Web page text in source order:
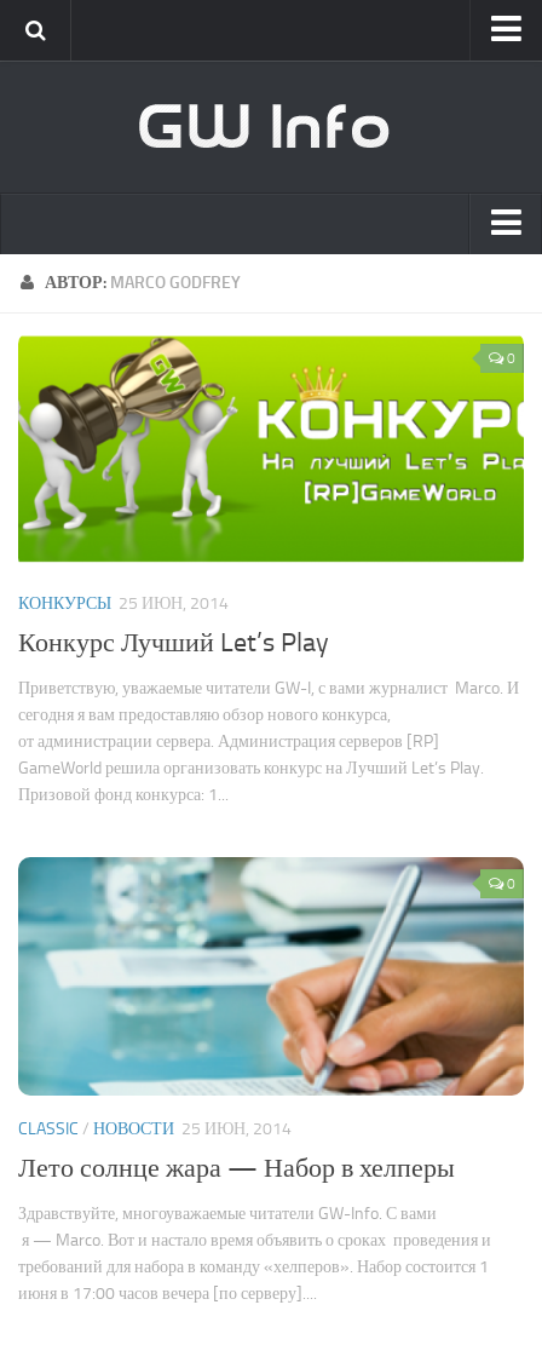
Новости
Интервью
GameWorld
Новости
Обновления
Клиент
[GW] Info
Live
Активность
Главная
О проекте
АВТОР: MARCO GODFREY
0
КОНКУРСЫ 25 ИЮН, 2014
Конкурс Лучший Let’s Play
Приветствую, уважаемые читатели GW-I, с вами журналист Marco. И
сегодня я вам предоставляю обзор нового конкурса,
от администрации сервера. Администрация серверов [RP]
GameWorld решила организовать конкурс на Лучший Let’s Play.
Призовой фонд конкурса: 1...
0
CLASSIC / НОВОСТИ 25 ИЮН, 2014
Лето солнце жара — Набор в хелперы
Здравствуйте, многоуважаемые читатели GW-Info. С вами
я — Marco. Вот и настало время объявить о сроках проведения и
требований для набора в команду «хелперов». Набор состоится 1
июня в 17:00 часов вечера [по серверу]....